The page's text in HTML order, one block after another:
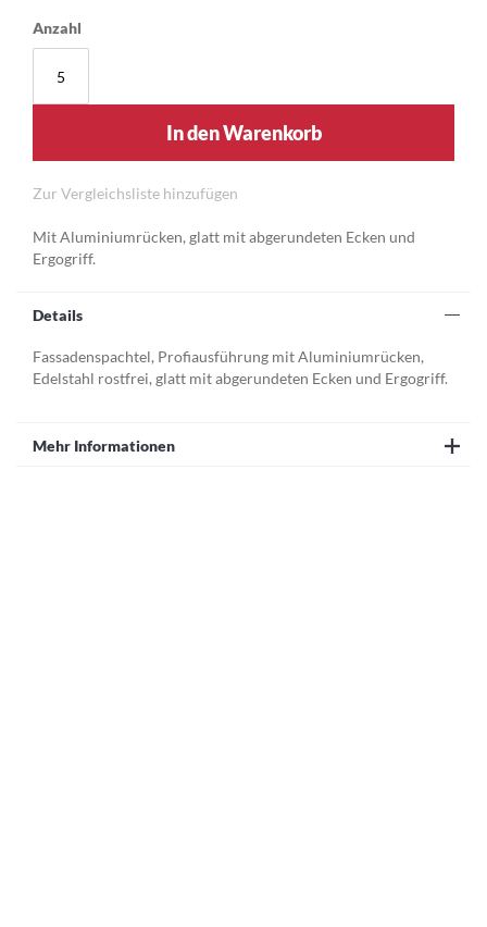
Anzahl
In den Warenkorb
Zur Vergleichsliste hinzufügen
Mit Aluminiumrücken, glatt mit abgerundeten Ecken und
Ergogriff.
Details
Fassadenspachtel, Profiausführung mit Aluminiumrücken,
Edelstahl rostfrei, glatt mit abgerundeten Ecken und Ergogriff.
Mehr Informationen